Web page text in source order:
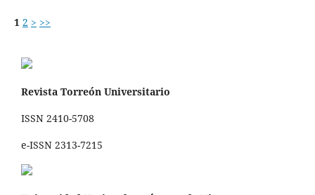
1 2 > >>
Revista Torreón Universitario
ISSN 2410-5708
e-ISSN 2313-7215